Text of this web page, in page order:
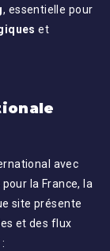
, essentielle pour
et
avec
la France, la
site présente
et des flux